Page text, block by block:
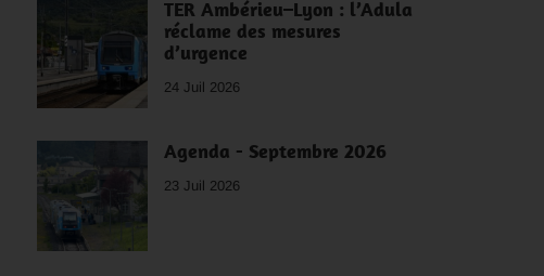
TER Ambérieu–Lyon : l’Adula
réclame des mesures
d’urgence
24 Juil 2026
Agenda - Septembre 2026
23 Juil 2026